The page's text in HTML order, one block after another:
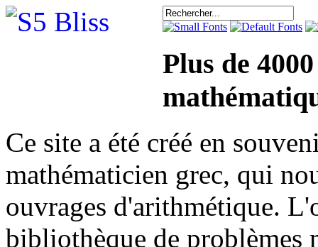
Plus de
Ce site a été créé en
mathématicien grec, qui
ouvrages d'arithmétique.
bibliothèque de problèmes